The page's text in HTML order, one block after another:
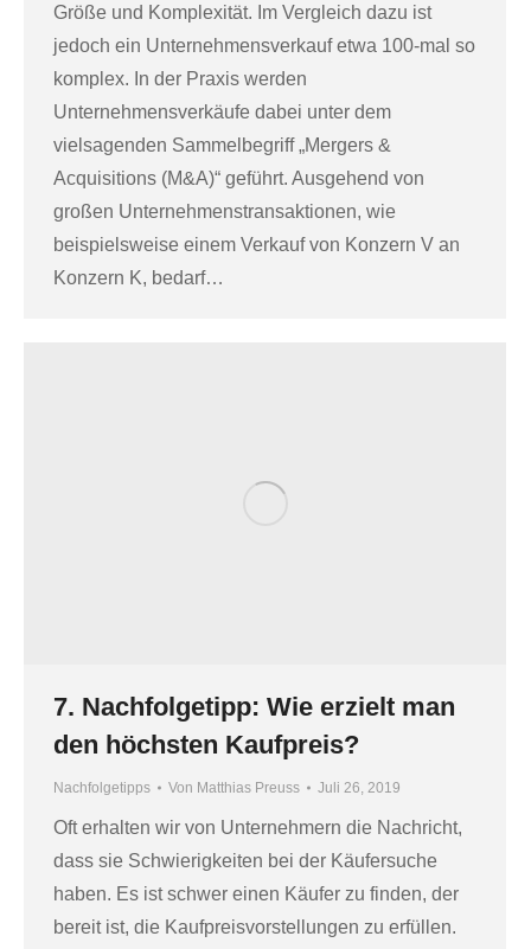
Größe und Komplexität. Im Vergleich dazu ist
jedoch ein Unternehmensverkauf etwa 100-mal so
komplex. In der Praxis werden
Unternehmensverkäufe dabei unter dem
vielsagenden Sammelbegriff „Mergers &
Acquisitions (M&A)“ geführt. Ausgehend von
großen Unternehmenstransaktionen, wie
beispielsweise einem Verkauf von Konzern V an
Konzern K, bedarf…
7. Nachfolgetipp: Wie erzielt man
den höchsten Kaufpreis?
Nachfolgetipps Von Matthias Preuss Juli 26, 2019
Oft erhalten wir von Unternehmern die Nachricht,
dass sie Schwierigkeiten bei der Käufersuche
haben. Es ist schwer einen Käufer zu finden, der
bereit ist, die Kaufpreisvorstellungen zu erfüllen.